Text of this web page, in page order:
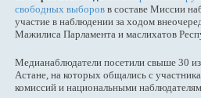
свободных выборов в составе Миссии
участие в наблюдении за ходом
Мажилиса Парламента и маслихатов
Медианаблюдатели посетили свыше 30
Астане, на которых общались с
комиссий и национальными